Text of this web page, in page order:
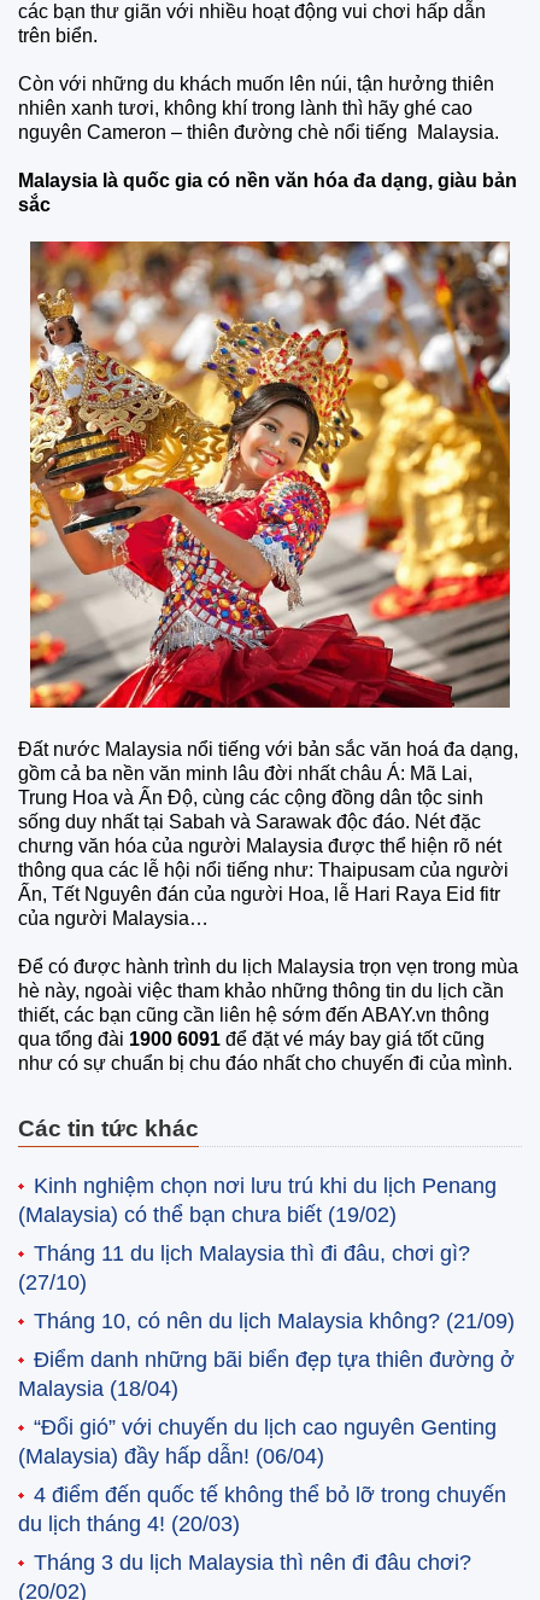
các bạn thư giãn với nhiều hoạt động vui chơi hấp dẫn
trên biển.
Còn với những du khách muốn lên núi, tận hưởng thiên
nhiên xanh tươi, không khí trong lành thì hãy ghé cao
nguyên Cameron – thiên đường chè nổi tiếng Malaysia.
Malaysia là quốc gia có nền văn hóa đa dạng, giàu bản
sắc
Đất nước Malaysia nổi tiếng với bản sắc văn hoá đa dạng,
gồm cả ba nền văn minh lâu đời nhất châu Á: Mã Lai,
Trung Hoa và Ấn Độ, cùng các cộng đồng dân tộc sinh
sống duy nhất tại Sabah và Sarawak độc đáo. Nét đặc
chưng văn hóa của người Malaysia được thể hiện rõ nét
thông qua các lễ hội nổi tiếng như: Thaipusam của người
Ấn, Tết Nguyên đán của người Hoa, lễ Hari Raya Eid fitr
của người Malaysia…
Để có được hành trình du lịch Malaysia trọn vẹn trong mùa
hè này, ngoài việc tham khảo những thông tin du lịch cần
thiết, các bạn cũng cần liên hệ sớm đến ABAY.vn thông
qua tổng đài 1900 6091 để đặt vé máy bay giá tốt cũng
như có sự chuẩn bị chu đáo nhất cho chuyến đi của mình.
Các tin tức khác
Kinh nghiệm chọn nơi lưu trú khi du lịch Penang
(Malaysia) có thể bạn chưa biết (19/02)
Tháng 11 du lịch Malaysia thì đi đâu, chơi gì?
(27/10)
Tháng 10, có nên du lịch Malaysia không? (21/09)
Điểm danh những bãi biển đẹp tựa thiên đường ở
Malaysia (18/04)
“Đổi gió” với chuyến du lịch cao nguyên Genting
(Malaysia) đầy hấp dẫn! (06/04)
4 điểm đến quốc tế không thể bỏ lỡ trong chuyến
du lịch tháng 4! (20/03)
Tháng 3 du lịch Malaysia thì nên đi đâu chơi?
(20/02)